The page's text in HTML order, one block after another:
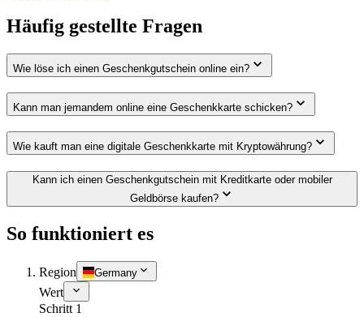
Häufig gestellte Fragen
Wie löse ich einen Geschenkgutschein online ein?
Kann man jemandem online eine Geschenkkarte schicken?
Wie kauft man eine digitale Geschenkkarte mit Kryptowährung?
Kann ich einen Geschenkgutschein mit Kreditkarte oder mobiler
Geldbörse kaufen?
So funktioniert es
Region Germany
Wert
Schritt 1